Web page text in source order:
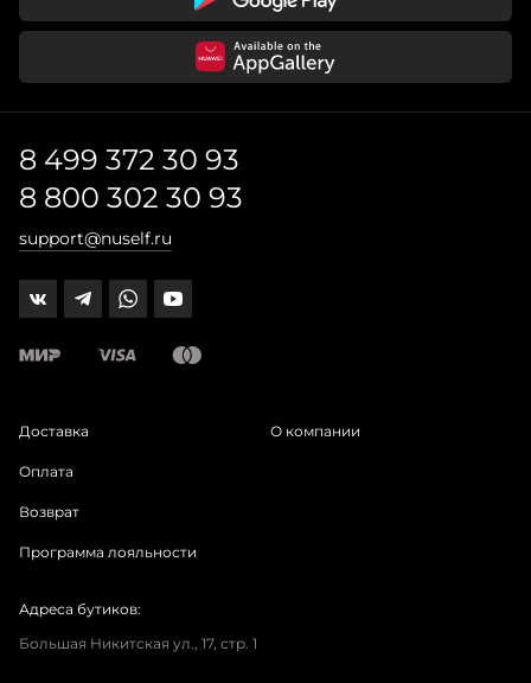
8 499 372 30 93
8 800 302 30 93
support@nuself.ru
Доставка
Оплата
Возврат
Программа лояльности
О компании
Адреса бутиков:
Большая Никитская ул., 17, стр. 1